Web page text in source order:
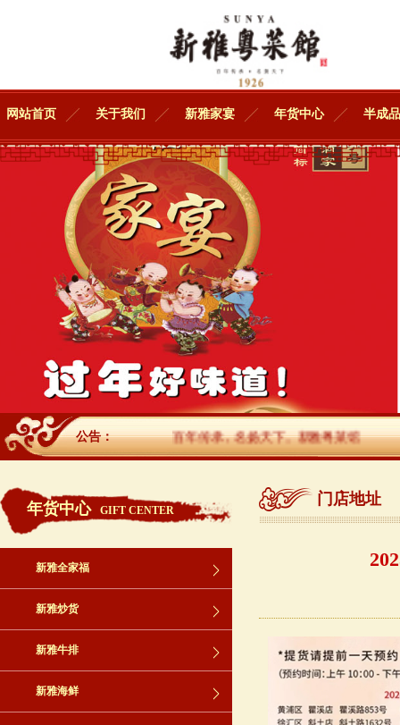
网站首页 关于我们 新雅家宴 年货中心 半成
公告： 百年传承，名扬天下。新雅粤菜馆
年货中心 GIFT CENTER
新雅全家福
新雅炒货
新雅牛排
新雅海鲜
门店地址